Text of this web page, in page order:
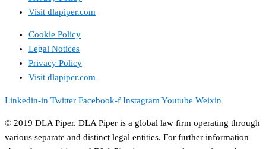
Visit dlapiper.com
Cookie Policy
Legal Notices
Privacy Policy
Visit dlapiper.com
Linkedin-in Twitter Facebook-f Instagram Youtube Weixin
© 2019 DLA Piper. DLA Piper is a global law firm operating through
various separate and distinct legal entities. For further information